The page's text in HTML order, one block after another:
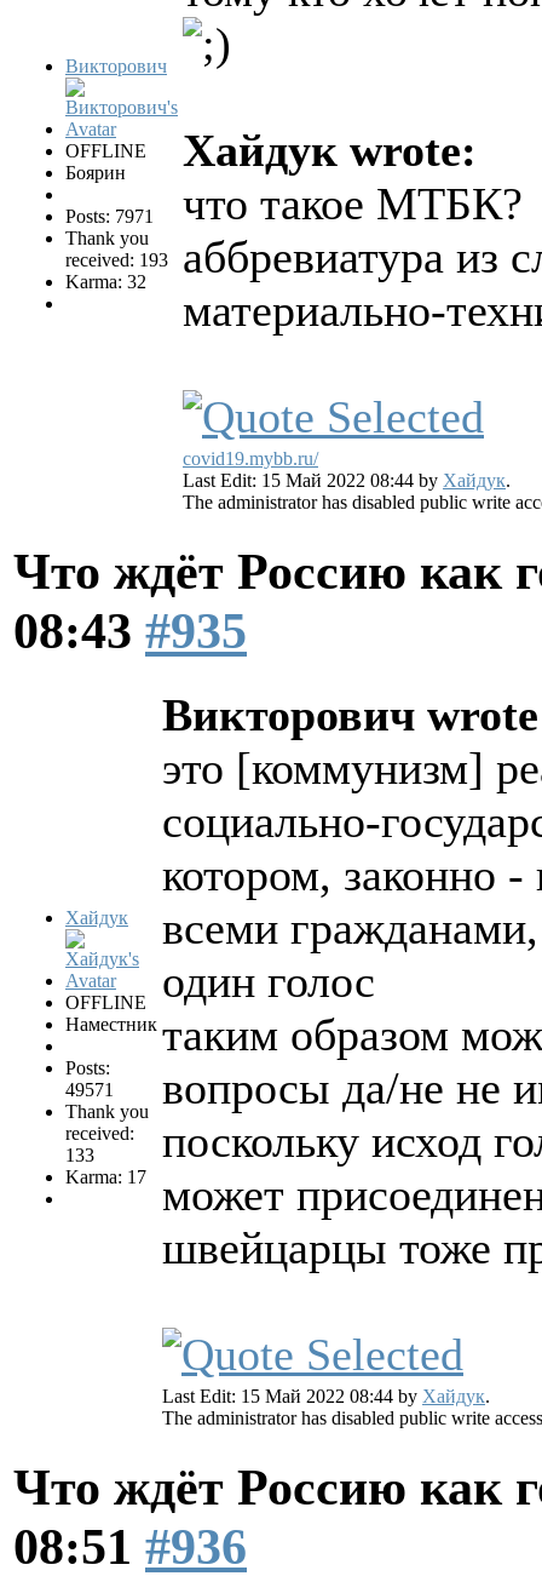
Викторович
OFFLINE
Боярин
Posts: 7971
Thank you
received: 193
Karma: 32
Хайдук wrote:
что такое МТБК?
аббревиатура из
материально-
covid19.mybb.ru/
Last Edit: 15 Май 2022 08:44 by Хайдук.
The administrator has disabled public write
Что ждёт Россию как
08:43 #935
Хайдук
OFFLINE
Наместник
Posts:
49571
Thank you
received:
133
Karma: 17
Викторович
это [коммунизм]
социально-
котором, законно
всеми
один голос
таким образом
вопросы да/не не
поскольку исход
может
швейцарцы тоже
Last Edit: 15 Май 2022 08:44 by Хайдук.
The administrator has disabled public write
Что ждёт Россию как
08:51 #936